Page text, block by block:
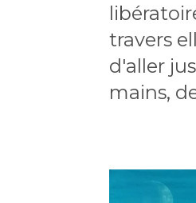
travers
d'aller
mains,